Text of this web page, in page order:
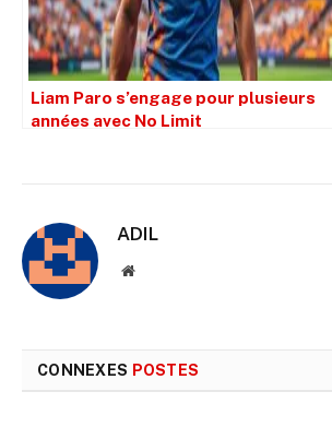
Liam Paro s’engage pour plusieurs
années avec No Limit
ADIL
Site
CONNEXES POSTES